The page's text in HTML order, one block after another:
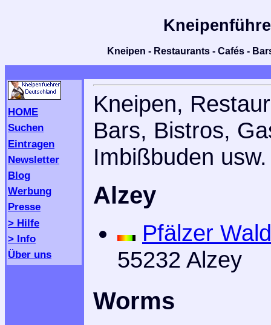
Kneipen - Restaurants - Cafés -
HOME
Suchen
Eintragen
Newsletter
Blog
Werbung
Presse
> Hilfe
> Info
Über uns
Kneipen,
Bars, Bistros,
Imbißbuden
Alzey
Pfälzer
55232 Alzey
Worms